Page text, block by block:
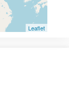
Leaflet